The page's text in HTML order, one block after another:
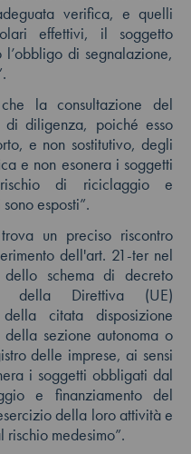
verifica, e quelli
effettivi, il soggetto
di segnalazione,
la consultazione del
di diligenza, poiché esso
e non sostitutivo, degli
e non esonera i soggetti
di riciclaggio e
esposti”.
un preciso riscontro
dell'art. 21-ter nel
schema di decreto
della Direttiva (UE)
citata disposizione
sezione autonoma o
delle imprese, ai sensi
i soggetti obbligati dal
e finanziamento del
della loro attività e
medesimo”.